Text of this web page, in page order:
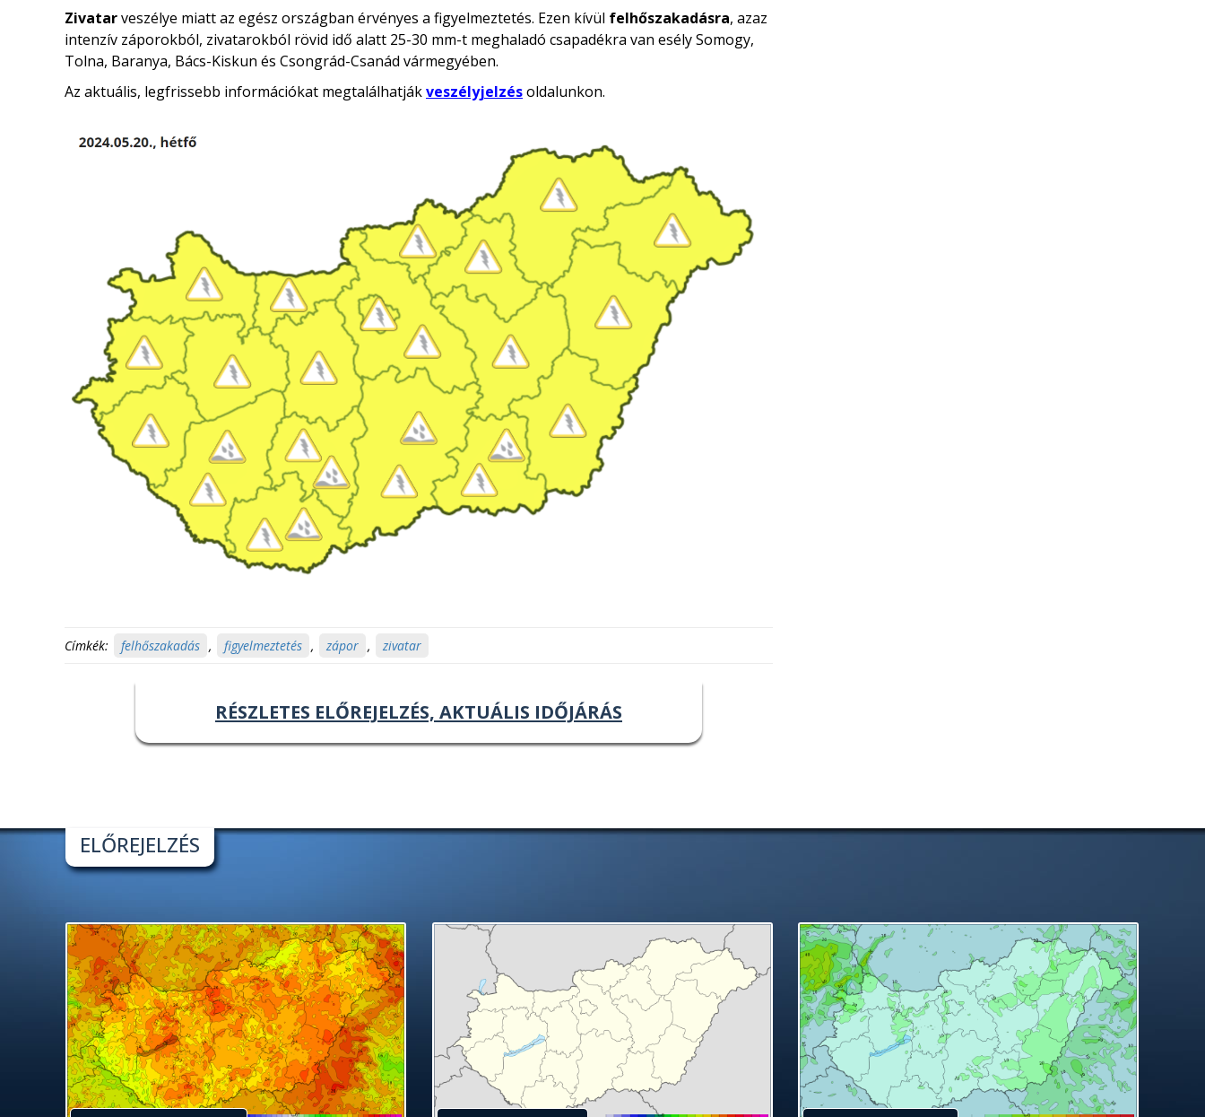
Zivatarveszélye miatt az egész országban érvényes a figyelmeztetés. Ezen kívül felhőszakadásra, azaz
intenzív záporokból, zivatarokból rövid idő alatt 25-30 mm-t meghaladó csapadékra van esély Somogy,
Tolna, Baranya, Bács-Kiskun és Csongrád-Csanád vármegyében.
Az aktuális, legfrissebb információkat megtalálhatjákveszélyjelzésoldalunkon.
Címkék: felhőszakadás , figyelmeztetés , zápor , zivatar
RÉSZLETES ELŐREJELZÉS, AKTUÁLIS IDŐJÁRÁS
ELŐREJELZÉS